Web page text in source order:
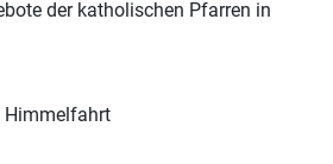
der katholischen Pfarren in
Himmelfahrt